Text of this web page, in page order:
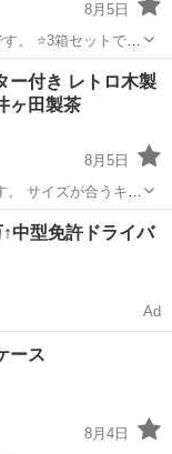
8月5日
箱セットです
ー付き レトロ木製
ヶ田製茶
8月5日
。 ​サイズが合うキャ
中型免許ドライバ
Ad
ース
8月4日